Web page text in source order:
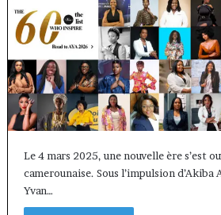
Le 4 mars 2025, une nouvelle ère s’est
camerounaise. Sous l’impulsion
Yvan…